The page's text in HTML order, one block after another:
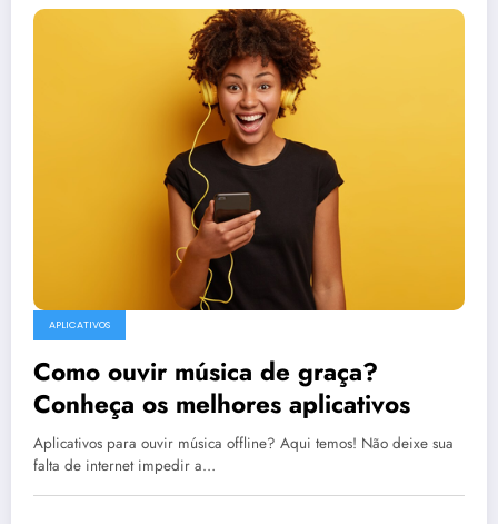
APLICATIVOS
Como ouvir música de graça?
Conheça os melhores aplicativos
Aplicativos para ouvir música offline? Aqui temos! Não deixe sua
falta de internet impedir a…